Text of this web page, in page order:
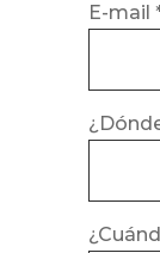
E-mail